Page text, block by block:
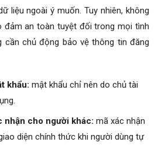
liệu ngoài ý muốn. Tuy nhiên, không
đảm an toàn tuyệt đối trong mọi tình
cần chủ động bảo vệ thông tin đăng
khẩu: mật khẩu chỉ nên do chủ tài
nhận cho người khác: mã xác nhận
diện chính thức khi người dùng tự